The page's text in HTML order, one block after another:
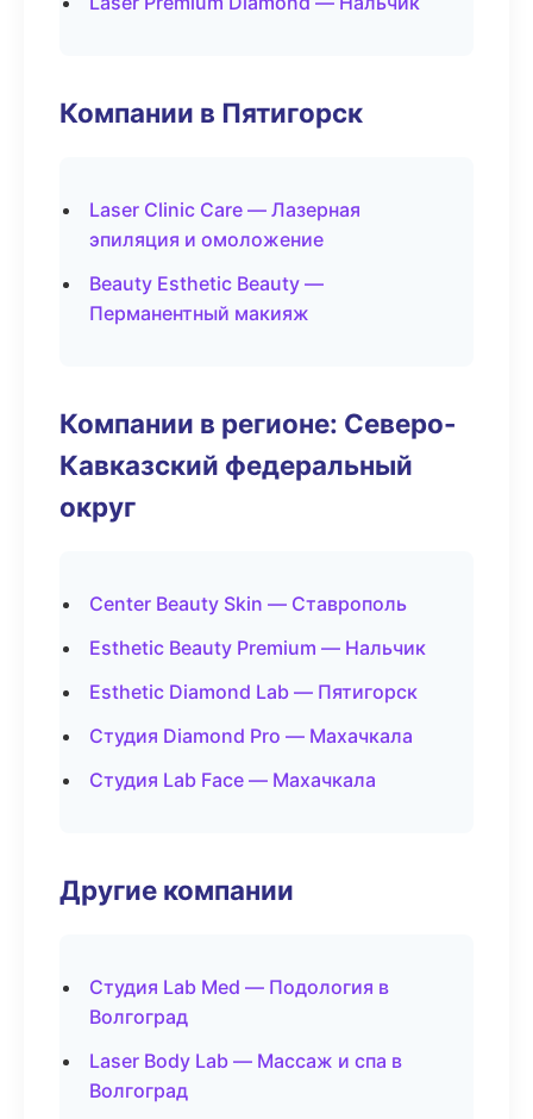
Компании в Пятигорск
Laser Clinic Care — Лазерная
эпиляция и омоложение
Beauty Esthetic Beauty —
Перманентный макияж
Компании в регионе: Северо-
Кавказский федеральный
округ
Center Beauty Skin — Ставрополь
Esthetic Beauty Premium — Нальчик
Esthetic Diamond Lab — Пятигорск
Студия Diamond Pro — Махачкала
Студия Lab Face — Махачкала
Другие компании
Студия Lab Med — Подология в
Волгоград
Laser Body Lab — Массаж и спа в
Волгоград